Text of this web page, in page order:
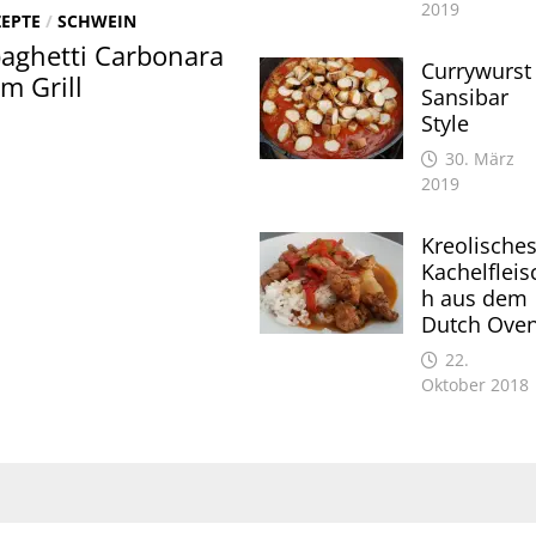
/SCHWEIN
Carbonara
Grill
2019
Currywurst
Sansibar
Style
30. März
2019
h aus dem
Dutch
22.
Oktober 2018